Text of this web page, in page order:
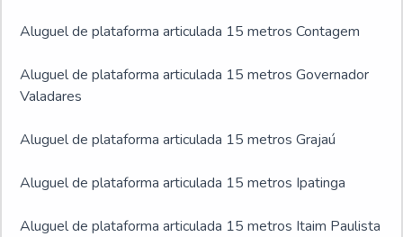
Aluguel de plataforma articulada 15 metros Contagem
Aluguel de plataforma articulada 15 metros Governador
Valadares
Aluguel de plataforma articulada 15 metros Grajaú
Aluguel de plataforma articulada 15 metros Ipatinga
Aluguel de plataforma articulada 15 metros Itaim Paulista